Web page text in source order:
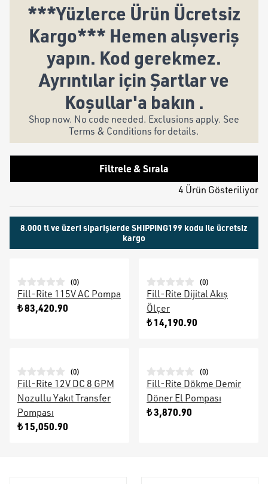
***Yüzlerce Ürün Ücretsiz
Kargo*** Hemen alışveriş
yapın. Kod gerekmez.
Ayrıntılar için Şartlar ve
Koşullar'a bakın .
Shop now. No code needed. Exclusions apply. See
Terms & Conditions for details.
Filtrele & Sırala
4 Ürün Gösteriliyor
8.000 tl ve üzeri siparişlerde SHIPPING199 kodu ile ücretsiz
kargo
(0)
Fill-Rite 115V AC Pompa
₺ 83,420.90
(0)
Fill-Rite Dijital Akış
Ölçer
₺ 14,190.90
(0)
Fill-Rite 12V DC 8 GPM
Nozullu Yakıt Transfer
Pompası
₺ 15,050.90
(0)
Fill-Rite Dökme Demir
Döner El Pompası
₺ 3,870.90